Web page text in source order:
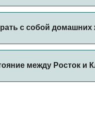
с собой домашних
животных у
между Росток и